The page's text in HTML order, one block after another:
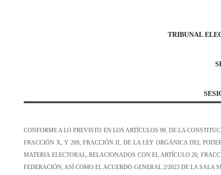
TRIBUNAL
CONFORME A LO PREVISTO EN LOS ARTÍCULOS 99, DE LA
FRACCIÓN X, Y269, FRACCIÓN II, DE LA LEY ORGÁNICA DEL
MATERIA ELECTORAL, RELACIONADOS CON EL ARTÍCULO 20,
FEDERACIÓN; ASÍ COMO EL ACUERDO GENERAL 2/2023 DE LA SALA